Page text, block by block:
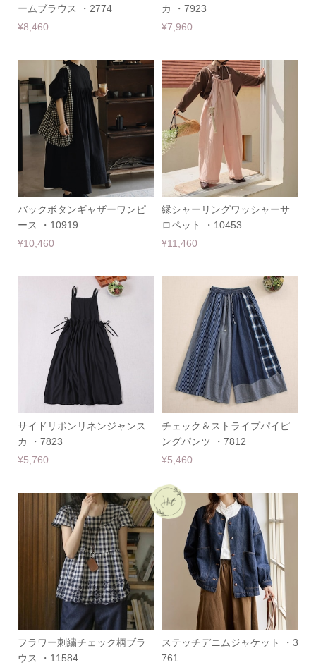
ームブラウス ・2774
¥8,460
カ ・7923
¥7,960
バックボタンギャザーワンピ
ース ・10919
¥10,460
縁シャーリングワッシャーサ
ロペット ・10453
¥11,460
サイドリボンリネンジャンス
カ ・7823
¥5,760
チェック＆ストライプパイピ
ングパンツ ・7812
¥5,460
フラワー刺繍チェック柄ブラ
ウス ・11584
ステッチデニムジャケット ・3
761